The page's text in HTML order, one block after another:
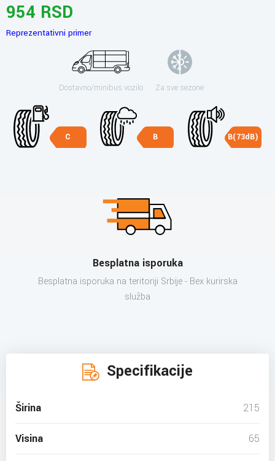
954 RSD
Reprezentativni primer
Dostavno/minibus vozilo Za sve sezone
C B B(73dB)
Besplatna isporuka
Besplatna isporuka na teritoriji Srbije - Bex kurirska
služba
Specifikacije
Širina 215
Visina 65